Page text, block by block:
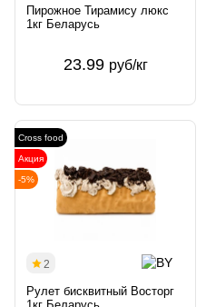
Пирожное Тирамису люкс
1кг Беларусь
23.99 руб/кг
Cross food
Акция
-5%
2
Рулет бисквитный Восторг